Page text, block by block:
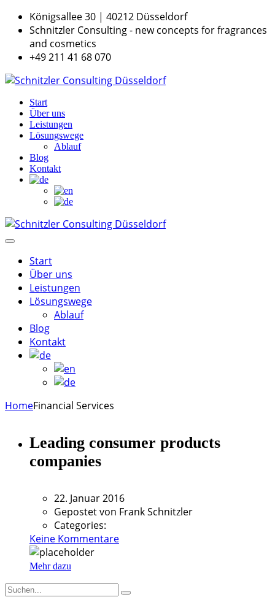
Königsallee 30 | 40212 Düsseldorf
Schnitzler Consulting - new concepts for fragrances
and cosmetics
+49 211 41 68 070
Start
Über uns
Leistungen
Lösungswege
Ablauf
Blog
Kontakt
Start
Über uns
Leistungen
Lösungswege
Ablauf
Blog
Kontakt
HomeFinancial Services
Leading consumer products
companies
22. Januar 2016
Gepostet von Frank Schnitzler
Categories:
Keine Kommentare
Mehr dazu